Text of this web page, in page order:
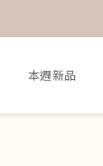
本週新品